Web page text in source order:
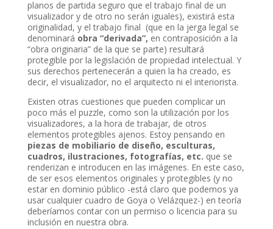
planos de partida seguro que el trabajo final de un
visualizador y de otro no serán iguales), existirá esta
originalidad, y el trabajo final (que en la jerga legal se
denominará obra “derivada”, en contraposición a la
“obra originaria” de la que se parte) resultará
protegible por la legislación de propiedad intelectual. Y
sus derechos pertenecerán a quien la ha creado, es
decir, el visualizador, no el arquitecto ni el interiorista.
Existen otras cuestiones que pueden complicar un
poco más el puzzle, como son la utilización por los
visualizadores, a la hora de trabajar, de otros
elementos protegibles ajenos. Estoy pensando en
piezas de mobiliario de diseño, esculturas,
cuadros, ilustraciones, fotografías, etc. que se
renderizan e introducen en las imágenes. En este caso,
de ser esos elementos originales y protegibles (y no
estar en dominio público -está claro que podemos ya
usar cualquier cuadro de Goya o Velázquez-) en teoría
deberíamos contar con un permiso o licencia para su
inclusión en nuestra obra.